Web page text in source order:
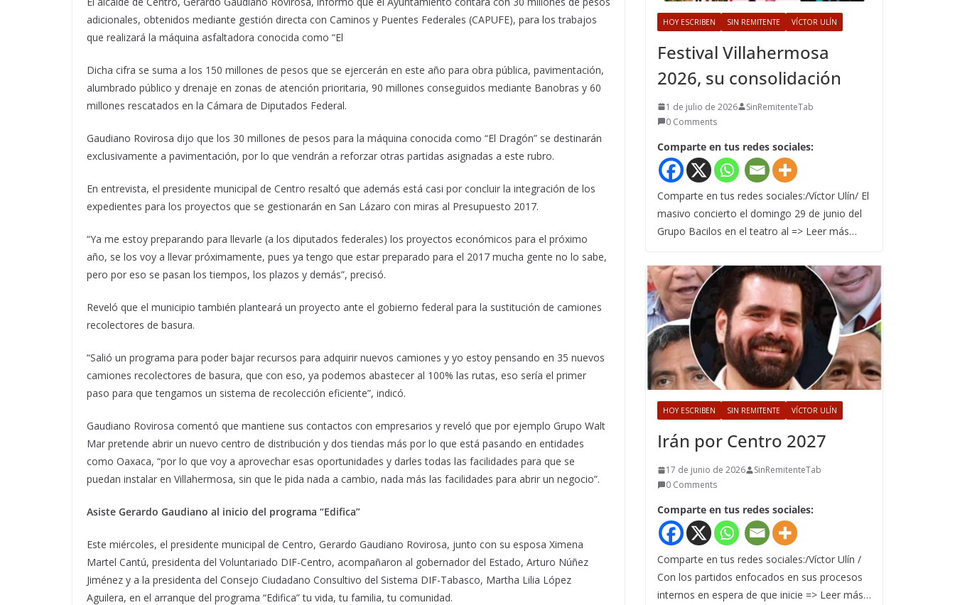
adicionales, obtenidos mediante gestión directa con Caminos y Puentes Federales (CAPUFE), para los trabajos
que realizará la máquina asfaltadora conocida como “El
Dicha cifra se suma a los 150 millones de pesos que se ejercerán en este año para obra pública, pavimentación,
alumbrado público y drenaje en zonas de atención prioritaria, 90 millones conseguidos mediante Banobras y 60
millones rescatados en la Cámara de Diputados Federal.
Gaudiano Rovirosa dijo que los 30 millones de pesos para la máquina conocida como “El Dragón” se destinarán
exclusivamente a pavimentación, por lo que vendrán a reforzar otras partidas asignadas a este rubro.
En entrevista, el presidente municipal de Centro resaltó que además está casi por concluir la integración de los
expedientes para los proyectos que se gestionarán en San Lázaro con miras al Presupuesto 2017.
“Ya me estoy preparando para llevarle (a los diputados federales) los proyectos económicos para el próximo
año, se los voy a llevar próximamente, pues ya tengo que estar preparado para el 2017 mucha gente no lo sabe,
pero por eso se pasan los tiempos, los plazos y demás”, precisó.
Reveló que el municipio también planteará un proyecto ante el gobierno federal para la sustitución de camiones
recolectores de basura.
“Salió un programa para poder bajar recursos para adquirir nuevos camiones y yo estoy pensando en 35 nuevos
camiones recolectores de basura, que con eso, ya podemos abastecer al 100% las rutas, eso sería el primer
paso para que tengamos un sistema de recolección eficiente”, indicó.
Gaudiano Rovirosa comentó que mantiene sus contactos con empresarios y reveló que por ejemplo Grupo Walt
Mar pretende abrir un nuevo centro de distribución y dos tiendas más por lo que está pasando en entidades
como Oaxaca, “por lo que voy a aprovechar esas oportunidades y darles todas las facilidades para que se
puedan instalar en Villahermosa, sin que le pida nada a cambio, nada más las facilidades para abrir un negocio”.
Asiste Gerardo Gaudiano al inicio del programa “Edifica”
Este miércoles, el presidente municipal de Centro, Gerardo Gaudiano Rovirosa, junto con su esposa Ximena
Martel Cantú, presidenta del Voluntariado DIF-Centro, acompañaron al gobernador del Estado, Arturo Núñez
Jiménez y a la presidenta del Consejo Ciudadano Consultivo del Sistema DIF-Tabasco, Martha Lilia López
Aguilera, en el arranque del programa “Edifica” tu vida, tu familia, tu comunidad.
HOY ESCRIBEN SIN REMITENTE VÍCTOR ULÍN
Festival Villahermosa
2026, su consolidación
1 de julio de 2026
SinRemitenteTab
0 Comments
Comparte en tus redes sociales:
Comparte en tus redes sociales:/Víctor Ulín/ El
masivo concierto el domingo 29 de junio del
Grupo Bacilos en el teatro al => Leer más…
HOY ESCRIBEN SIN REMITENTE VÍCTOR ULÍN
Irán por Centro 2027
17 de junio de 2026
SinRemitenteTab
0 Comments
Comparte en tus redes sociales:
Comparte en tus redes sociales:/Víctor Ulín /
Con los partidos enfocados en sus procesos
internos en espera de que inicie => Leer más…